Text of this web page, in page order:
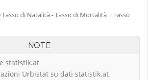
Tasso di Natalità - Tasso di Mortalità + Tasso
NOTE
statistik.at
Urbistat su dati statistik.at